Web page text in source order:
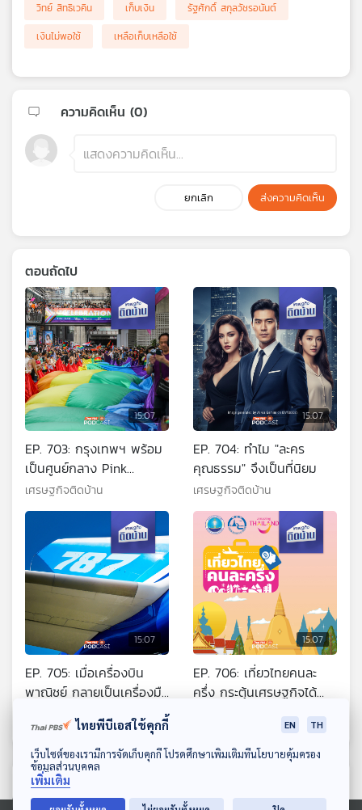
ดาวน์โหลด Thai PBS Podcast Application
วิทย์ สิทธิเวคิน
เก็บเงิน
รัฐศักดิ์ สกุลวัชรอนันต์
เงินไม่พอใช้
เหลือเก็บเหลือใช้
ความคิดเห็น (0)
ยกเลิก ส่งความคิดเห็น
ตอนถัดไป
15:07
EP. 703: กรุงเทพฯ พร้อม
เป็นศูนย์กลาง Pink
Economy แล้วหรือยัง ?
เศรษฐกิจติดบ้าน
15:07
EP. 704: ทำไม "ละคร
คุณธรรม" จึงเป็นที่นิยม
เศรษฐกิจติดบ้าน
15:07
EP. 705: เมื่อเครื่องบิน
พาณิชย์ กลายเป็นเครื่องมือ
เศรษฐกิจติดบ้าน
15:07
EP. 706: เที่ยวไทยคนละ
ครึ่ง กระตุ้นเศรษฐกิจได้
ตอนที่เกี่ยวข้อง
ไทยพีบีเอสใช้คุกกี้ EN TH
เว็บไซต์ของเรามีการจัดเก็บคุกกี้ โปรดศึกษาเพิ่มเติมที่นโยบายคุ้มครอง
ข้อมูลส่วนบุคคล
เพิ่มเติม